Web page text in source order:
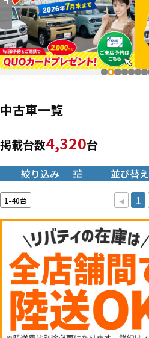
中古車一覧
掲載台数4,320台
絞り込み 並び替え
1-40台 ◂ 1